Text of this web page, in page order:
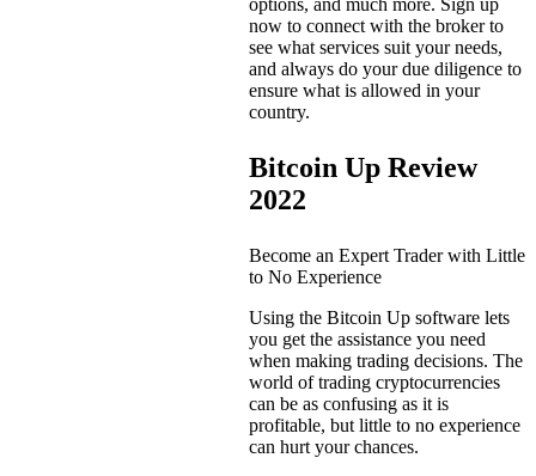
options, and much more. Sign up
now to connect with the broker to
see what services suit your needs,
and always do your due diligence to
ensure what is allowed in your
country.
Bitcoin Up Review
2022
Become an Expert Trader with Little
to No Experience
Using the Bitcoin Up software lets
you get the assistance you need
when making trading decisions. The
world of trading cryptocurrencies
can be as confusing as it is
profitable, but little to no experience
can hurt your chances.